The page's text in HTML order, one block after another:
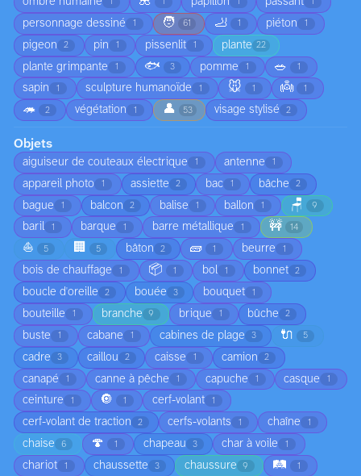
1 1 1 1
personnage dessiné 1 🧑 61 🦶 1 piéton 1
pigeon 2 pin 1 pissenlit 1 plante 22
plante grimpante 1 🐟 3 pomme 1 🥗 1
sapin 1 sculpture humanoïde 1 🐭 1 👼 1
🦔 2 végétation 1 👤 53 visage stylisé 2
Objets
aiguiseur de couteaux électrique 1 antenne 1
appareil photo 1 assiette 2 bac 1 bâche 2
bague 1 balcon 2 balise 1 ballon 1 🪑 9
baril 1 barque 1 barre métallique 1 🚧 14
⛵ 5 🏢 5 bâton 2 🧱 1 beurre 1
bois de chauffage 1 📦 1 bol 1 bonnet 2
boucle d'oreille 2 bouée 3 bouquet 1
bouteille 1 branche 9 brique 1 bûche 2
buste 1 cabane 1 cabines de plage 3 🔌 5
cadre 3 caillou 2 caisse 1 camion 2
canapé 1 canne à pêche 1 capuche 1 casque 1
ceinture 1 🔘 1 cerf-volant 1
cerf-volant de traction 2 cerfs-volants 1 chaîne 1
chaise 6 🍄 1 chapeau 3 char à voile 1
chariot 1 chaussette 3 chaussure 9 🛤️ 1